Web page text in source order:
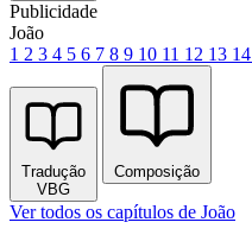
Publicidade
João
1 2 3 4 5 6 7 8 9 10 11 12 13 14
Tradução
VBG
Composição
Ver todos os capítulos de João